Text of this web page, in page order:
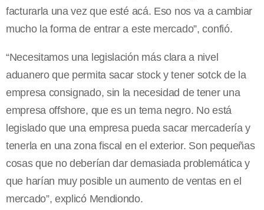
facturarla una vez que esté acá. Eso nos va a cambiar
mucho la forma de entrar a este mercado”, confió.
“Necesitamos una legislación más clara a nivel
aduanero que permita sacar stock y tener sotck de la
empresa consignado, sin la necesidad de tener una
empresa offshore, que es un tema negro. No está
legislado que una empresa pueda sacar mercadería y
tenerla en una zona fiscal en el exterior. Son pequeñas
cosas que no deberían dar demasiada problemática y
que harían muy posible un aumento de ventas en el
mercado”, explicó Mendiondo.